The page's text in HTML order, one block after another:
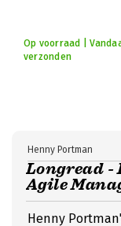
Op voorraad |
verzonden
Longread -
Agile
Henny Portman
Henny